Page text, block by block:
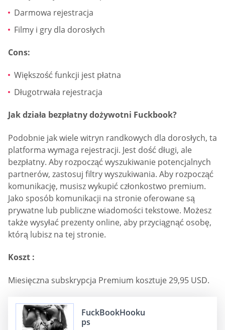
Darmowa rejestracja
Filmy i gry dla dorosłych
Cons:
Większość funkcji jest płatna
Długotrwała rejestracja
Jak działa bezpłatny dożywotni Fuckbook?
Podobnie jak wiele witryn randkowych dla dorosłych, ta
platforma wymaga rejestracji. Jest dość długi, ale
bezpłatny. Aby rozpocząć wyszukiwanie potencjalnych
partnerów, zastosuj filtry wyszukiwania. Aby rozpocząć
komunikację, musisz wykupić członkostwo premium.
Jako sposób komunikacji na stronie oferowane są
prywatne lub publiczne wiadomości tekstowe. Możesz
także wysyłać prezenty online, aby przyciągnąć osobę,
którą lubisz na tej stronie.
Koszt :
Miesięczna subskrypcja Premium kosztuje 29,95 USD.
FuckBookHooku
ps